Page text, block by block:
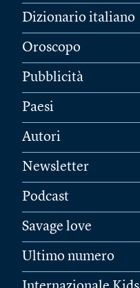
Dizionario italiano
Oroscopo
Pubblicità
Paesi
Autori
Newsletter
Podcast
Savage love
Ultimo numero